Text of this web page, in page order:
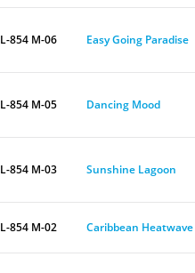
854 M-06 Easy Going Paradise
854 M-05 Dancing Mood
854 M-03 Sunshine Lagoon
854 M-02 Caribbean Heatwave